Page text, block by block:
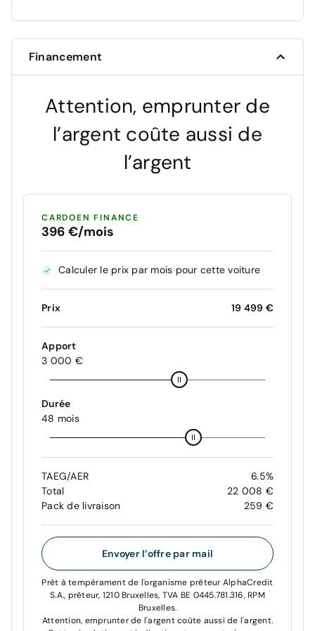
Financement
Attention, emprunter de
l’argent coûte aussi de
l’argent
CARDOEN FINANCE
396 €/mois
Calculer le prix par mois pour cette voiture
Prix 19 499 €
Apport
3 000 €
Durée
48 mois
TAEG/AER
6.5%
Total
22 008 €
Pack de livraison
259 €
Envoyer l’offre par mail
Prêt à tempérament de l'organisme prêteur AlphaCredit
S.A., prêteur, 1210 Bruxelles, TVA BE 0445.781.316, RPM
Bruxelles.
Attention, emprunter de l'argent coûte aussi de l'argent.